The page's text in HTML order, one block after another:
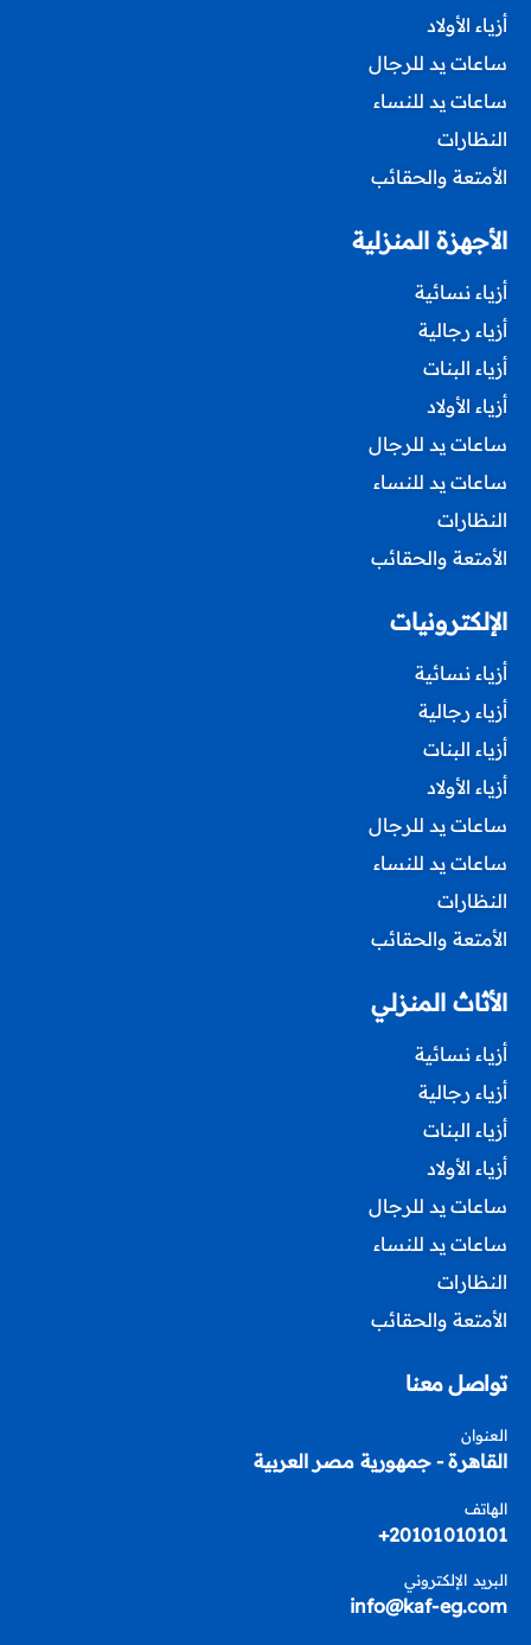
أزياء الأولاد
ساعات يد للرجال
ساعات يد للنساء
النظارات
الأمتعة والحقائب
الأجهزة المنزلية
أزياء نسائية
أزياء رجالية
أزياء البنات
أزياء الأولاد
ساعات يد للرجال
ساعات يد للنساء
النظارات
الأمتعة والحقائب
الإلكترونيات
أزياء نسائية
أزياء رجالية
أزياء البنات
أزياء الأولاد
ساعات يد للرجال
ساعات يد للنساء
النظارات
الأمتعة والحقائب
الأثاث المنزلي
أزياء نسائية
أزياء رجالية
أزياء البنات
أزياء الأولاد
ساعات يد للرجال
ساعات يد للنساء
النظارات
الأمتعة والحقائب
تواصل معنا
العنوان
القاهرة - جمهورية مصر العربية
الهاتف
20101010101+
البريد الإلكتروني
info@kaf-eg.com